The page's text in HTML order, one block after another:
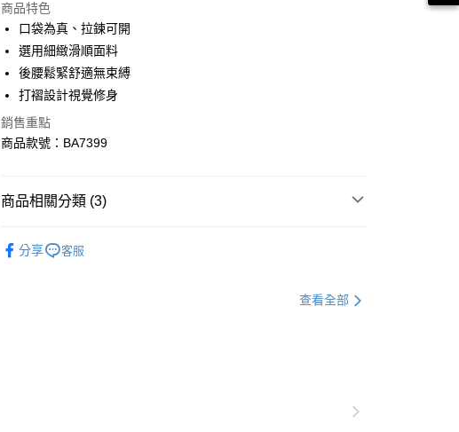
超商取貨付款
LINE Pay
街口支付
運送方式
每筆NT$60，滿NT$1,000(含以上)免運費
每筆NT$60，滿NT$1,000(含以上)免運費
商品特色
口袋為真、拉鍊可開
選用細緻滑順面料
後腰鬆緊舒適無束縛
打褶設計視覺修身
銷售重點
商品款號：BA7399
商品相關分類 (3)
身型挑衣指南｜梨型
分享 客服
查看全部